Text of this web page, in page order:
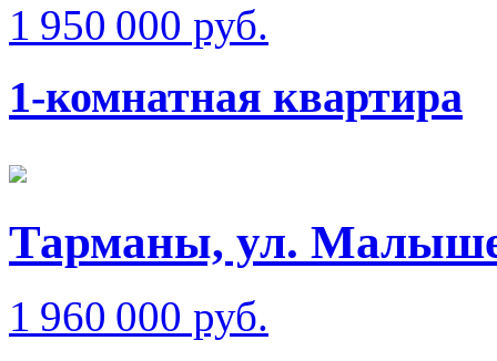
1 950 000 руб.
1-комнатная квартира
Тарманы, ул.
1 960 000 руб.